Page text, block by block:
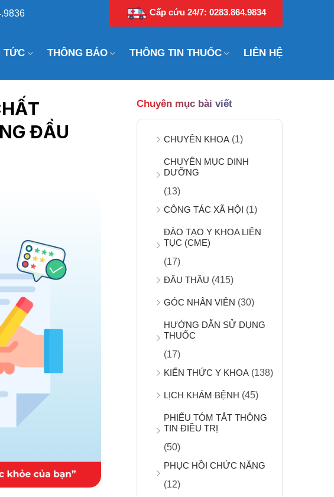
Cấp cứu 24/7: 0283.864.9834
TỨC THÔNG BÁO THÔNG TIN THUỐC LIÊN HỆ
ĐẦU
Chuyên mục bài viết
CHUYÊN KHOA(1)
CHUYÊN MỤC DINH
DƯỠNG
(13)
CÔNG TÁC XÃ HỘI (1)
ĐÀO TẠO Y KHOA LIÊN
TỤC (CME)
(17)
ĐẤU THẦU (415)
GÓC NHÂN VIÊN (30)
HƯỚNG DẪN SỬ DỤNG
THUỐC
(17)
KIẾN THỨC Y KHOA(138)
LỊCH KHÁM BỆNH (45)
PHIẾU TÓM TẮT THÔNG
TIN ĐIỀU TRỊ
(50)
PHỤC HỒI CHỨC NĂNG
(12)